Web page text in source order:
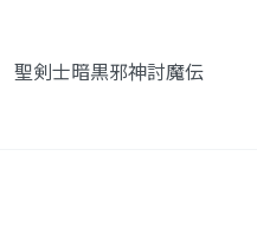
聖剣士暗黒邪神討魔伝